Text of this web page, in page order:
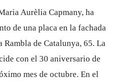
Aurèlia Capmany, ha
de una placa en la fachada
Rambla de Catalunya, 65. La
con el 30 aniversario de
mes de octubre. En el